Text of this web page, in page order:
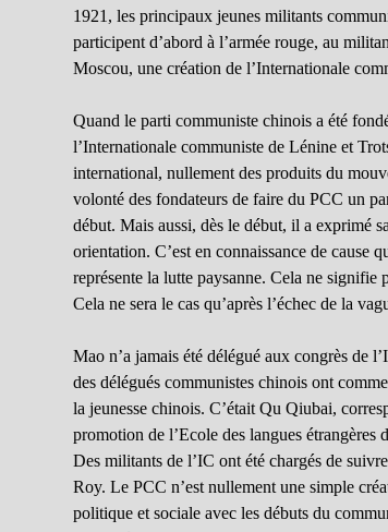
1921, les principaux jeunes militants
participent d’abord à l’armée rouge, au
Moscou, une création de l’Internationale
Quand le parti communiste chinois a été
l’Internationale communiste de Lénine et
international, nullement des produits du
volonté des fondateurs de faire du PCC un
début. Mais aussi, dès le début, il a exprimé
orientation. C’est en connaissance de cause
représente la lutte paysanne. Cela ne signifie
Cela ne sera le cas qu’après l’échec de la
Mao n’a jamais été délégué aux congrès de
des délégués communistes chinois ont
la jeunesse chinois. C’était Qu Qiubai,
promotion de l’Ecole des langues
Des militants de l’IC ont été chargés de
Roy. Le PCC n’est nullement une simple
politique et sociale avec les débuts du